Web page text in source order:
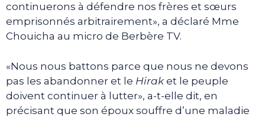
continuerons à défendre nos frères et sœurs
emprisonnés arbitrairement», a déclaré Mme
Chouicha au micro de Berbère TV.
«Nous nous battons parce que nous ne devons
pas les abandonner et le Hiraket le peuple
doivent continuer à lutter», a-t-elle dit, en
précisant que son époux souffre d’une maladie